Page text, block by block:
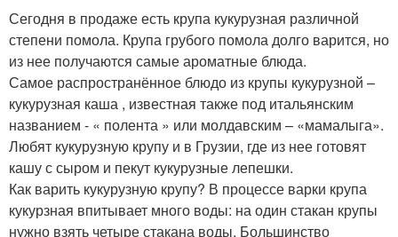
Сегодня в продаже есть крупа кукурузная различной
степени помола. Крупа грубого помола долго варится, но
из нее получаются самые ароматные блюда.
Самое распространённое блюдо из крупы кукурузной –
кукурузная каша , известная также под итальянским
названием - « полента » или молдавским – «мамалыга».
Любят кукурузную крупу и в Грузии, где из нее готовят
кашу с сыром и пекут кукурузные лепешки.
Как варить кукурузную крупу? В процессе варки крупа
кукурзная впитывает много воды: на один стакан крупы
нужно взять четыре стакана воды. Большинство